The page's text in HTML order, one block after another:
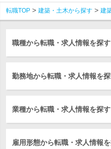
転職TOP 建築・土木から探す 建
職種から転職・求人情報を探す
勤務地から転職・求人情報を
業種から転職・求人情報を探す
雇用形態から転職・求人情報